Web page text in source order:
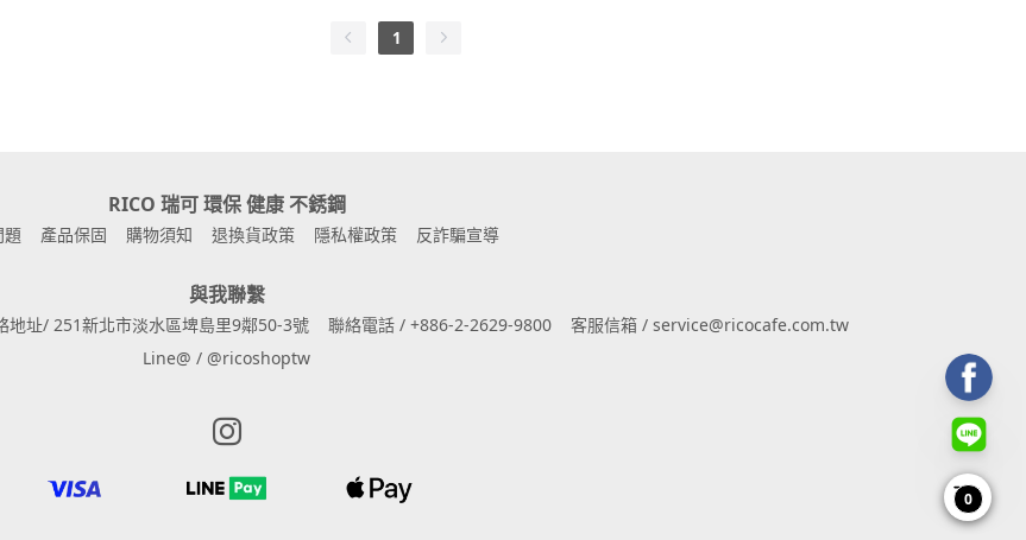
1
RICO 瑞可 環保 健康 不銹鋼
題 產品保固 購物須知 退換貨政策 隱私權政策 反詐騙宣導
與我聯繫
地址/ 251新北市淡水區埤島里9鄰50-3號 聯絡電話 / +886-2-2629-9800
客服信箱 / service@ricocafe.com.tw
Line@ / @ricoshoptw
Instagram page
0